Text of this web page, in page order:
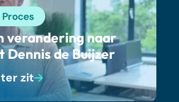
verandering naar
de Buijzer
zit